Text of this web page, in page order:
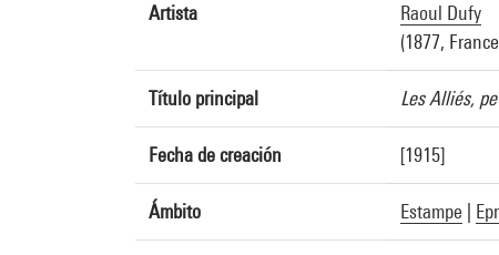
Artista
Raoul Dufy
(1877,
Título principal Les Alliés,
Fecha de creación [1915]
Ámbito Estampe